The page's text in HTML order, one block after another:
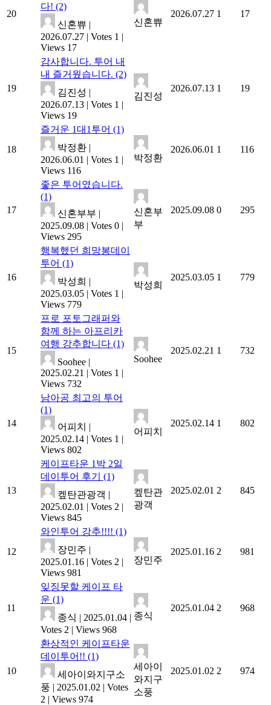
20
다! (2)
신혼쀼 |
2026.07.27 | Votes 1 |
Views 17
신혼쀼
2026.07.27 1 17
19
감사합니다. 투어 내
내 즐거웠습니다. (2)
김진성 |
2026.07.13 | Votes 1 |
Views 19
김진성
2026.07.13 1 19
18
즐거운 1대1투어 (1)
박정환 |
2026.06.01 | Votes 1 |
Views 116
박정환
2026.06.01 1 116
17
좋은 투어였습니다.
(1)
신혼부부 |
2025.09.08 | Votes 0 |
Views 295
신혼부
부
2025.09.08 0 295
16
행복했던 희망봉데이
투어 (1)
박성희 |
2025.03.05 | Votes 1 |
Views 779
박성희
2025.03.05 1 779
15
프로 포토그래퍼와
함께 하는 아프리카
여행 강추합니다 (1)
Soohee |
2025.02.21 | Votes 1 |
Views 732
Soohee
2025.02.21 1 732
14
남아공 최고의 투어
(1)
어피치 |
2025.02.14 | Votes 1 |
Views 802
어피치
2025.02.14 1 802
13
케이프타운 1박 2일
데이투어 후기 (1)
켚탄관광객 |
2025.02.01 | Votes 2 |
Views 845
켚탄관
광객
2025.02.01 2 845
12
와인투어 강추!!!! (1)
장민주 |
2025.01.16 | Votes 2 |
Views 981
장민주
2025.01.16 2 981
11
잊징못할 케이프 타
운 (1)
종식 | 2025.01.04 |
Votes 2 | Views 968
종식
2025.01.04 2 968
10
환상적인 케이프타운
데이투어!! (1)
세아이와지구소
풍 | 2025.01.02 | Votes
2 | Views 974
세아이
와지구
소풍
2025.01.02 2 974